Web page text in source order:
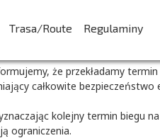
Trasa/Route Regulaminy
terminu
że przekładamy
całkowite
kolejny termin biegu
ograniczenia.